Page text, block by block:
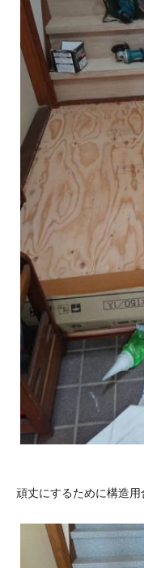
頑丈にするために構造用